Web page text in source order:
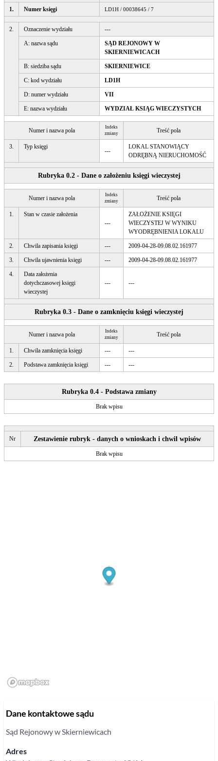
1. Numer księgi LD1H / 00038645 / 7
2. Oznaczenie wydziału ---
A: nazwa sądu
SĄD REJONOWY W
SKIERNIEWICACH
B: siedziba sądu SKIERNIEWICE
C: kod wydziału LD1H
D: numer wydziału VII
E: nazwa wydziału WYDZIAŁ KSIĄG WIECZYSTYCH
Numer i nazwa pola
Indeks
zmiany
Treść pola
3. Typ księgi
---
LOKAL STANOWIĄCY
ODRĘBNĄ NIERUCHOMOŚĆ
Rubryka 0.2 - Dane o założeniu księgi wieczystej
Numer i nazwa pola
Indeks
zmiany
Treść pola
1.
Stan w czasie założenia
---
ZAŁOŻENIE KSIĘGI
WIECZYSTEJ W WYNIKU
WYODRĘBNIENIA LOKALU
2. Chwila zapisania księgi --- 2009-04-28-09.08.02.161977
3. Chwila ujawnienia księgi --- 2009-04-28-09.08.02.161977
4.
Data założenia
dotychczasowej księgi
wieczystej
--- ---
Rubryka 0.3 - Dane o zamknięciu księgi wieczystej
Numer i nazwa pola
Indeks
zmiany
Treść pola
1. Chwila zamknięcia księgi --- ---
2. Podstawa zamknięcia księgi --- ---
Rubryka 0.4 - Podstawa zmiany
Brak wpisu
Nr Zestawienie rubryk - danych o wnioskach i chwil wpisów
Brak wpisu
Dane kontaktowe sądu
Sąd Rejonowyw Skierniewicach
Adres